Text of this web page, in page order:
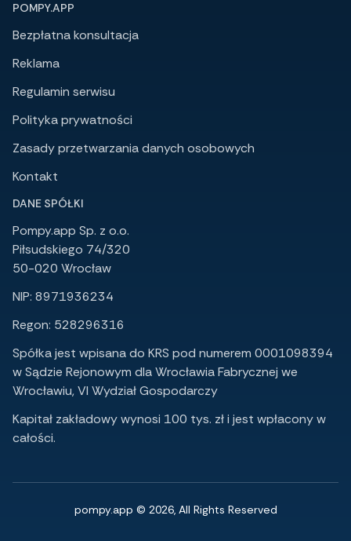
POMPY.APP
Bezpłatna konsultacja
Reklama
Regulamin serwisu
Polityka prywatności
Zasady przetwarzania danych osobowych
Kontakt
DANE SPÓŁKI
Pompy.app Sp. z o.o.
Piłsudskiego 74/320
50-020 Wrocław
NIP: 8971936234
Regon: 528296316
Spółka jest wpisana do KRS pod numerem 0001098394
w Sądzie Rejonowym dla Wrocławia Fabrycznej we
Wrocławiu, VI Wydział Gospodarczy
Kapitał zakładowy wynosi 100 tys. zł i jest wpłacony w
całości.
pompy.app © 2026, All Rights Reserved